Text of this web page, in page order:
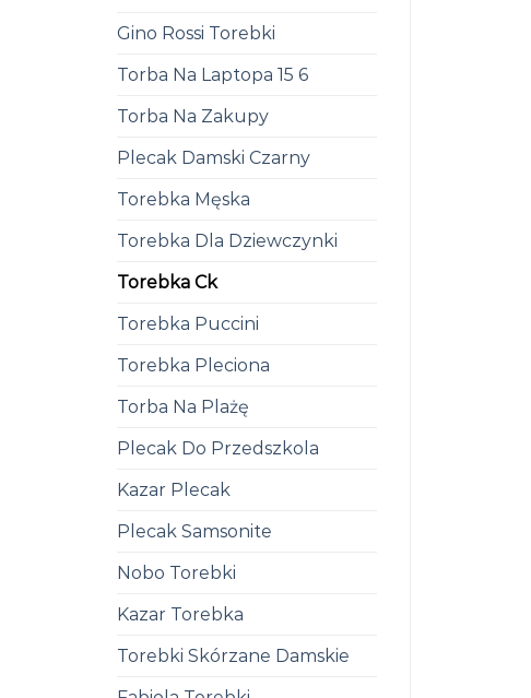
Gino Rossi Torebki
Torba Na Laptopa 15 6
Torba Na Zakupy
Plecak Damski Czarny
Torebka Męska
Torebka Dla Dziewczynki
Torebka Ck
Torebka Puccini
Torebka Pleciona
Torba Na Plażę
Plecak Do Przedszkola
Kazar Plecak
Plecak Samsonite
Nobo Torebki
Kazar Torebka
Torebki Skórzane Damskie